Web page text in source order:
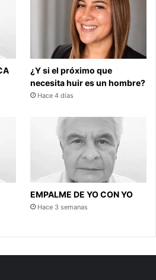
¿Y si el próximo que
necesita huir es un hombre?
Hace 4 días
EMPALME DE YO CON YO
Hace 3 semanas